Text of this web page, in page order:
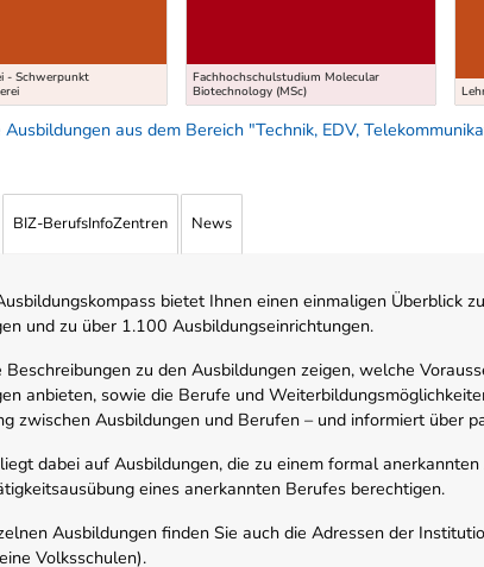
- Schwerpunkt
Fachhochschulstudium Molecular
Biotechnology (MSc)
aus dem Bereich "Technik, EDV,
BIZ-BerufsInfoZentren News
bietet Ihnen einen einmaligen Überblick
und zu über 1.100 Ausbildungseinrichtungen.
zu den Ausbildungen zeigen, welche
anbieten, sowie die Berufe und
zwischen Ausbildungen und Berufen – und informiert über
dabei auf Ausbildungen, die zu einem formal
eines anerkannten Berufes berechtigen.
Ausbildungen finden Sie auch die Adressen der
Volksschulen).